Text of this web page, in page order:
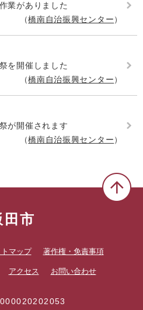
業がありました
橋南自治振興センター
を開催しました
橋南自治振興センター
が開催されます
橋南自治振興センター
田市
マップ 著作権・免責事項
アクセス お問い合わせ